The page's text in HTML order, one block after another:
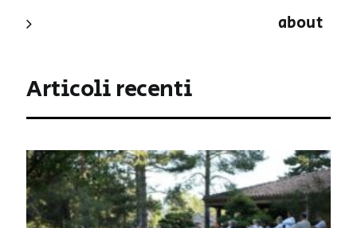
about
Articoli recenti